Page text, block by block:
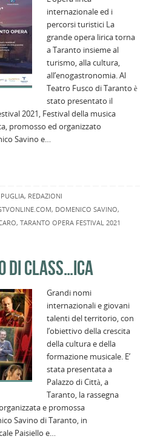
internazionale ed i
percorsi turistici La
grande opera lirica torna
a Taranto insieme al
turismo, alla cultura,
all’enogastronomia. Al
Teatro Fusco di Taranto è
stato presentato il
2021, Festival della musica
promosso ed organizzato
Savino e…
PUGLIA, REDAZIONI
, DOMENICO SAVINO,
, TARANTO OPERA FESTIVAL 2021
DI CLASS…ICA
Grandi nomi
internazionali e giovani
talenti del territorio, con
l’obiettivo della crescita
della cultura e della
formazione musicale. E’
stata presentata a
Palazzo di Città, a
Taranto, la rassegna
e promossa
Savino di Taranto, in
Paisiello e…